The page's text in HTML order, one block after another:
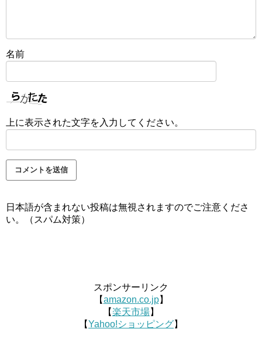
名前
上に表示された文字を入力してください。
日本語が含まれない投稿は無視されますのでご注意くださ
い。（スパム対策）
スポンサーリンク
【amazon.co.jp】
【楽天市場】
【Yahoo!ショッピング】